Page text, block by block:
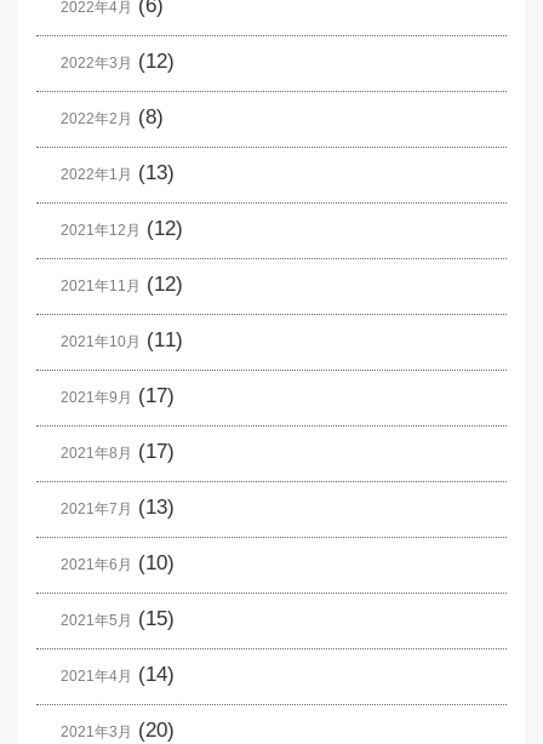
2022年4月 (6)
2022年3月 (12)
2022年2月 (8)
2022年1月 (13)
2021年12月 (12)
2021年11月 (12)
2021年10月 (11)
2021年9月 (17)
2021年8月 (17)
2021年7月 (13)
2021年6月 (10)
2021年5月 (15)
2021年4月 (14)
2021年3月 (20)